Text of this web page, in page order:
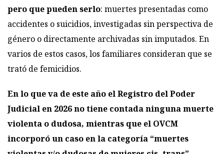
pero que pueden serlo: muertes presentadas como
accidentes o suicidios, investigadas sin perspectiva de
género o directamente archivadas sin imputados. En
varios de estos casos, los familiares consideran que se
trató de femicidios.
En lo que va de este año el Registro del Poder
Judicial en 2026 no tiene contada ninguna muerte
violenta o dudosa, mientras que el OVCM
incorporó un caso en la categoría “muertes